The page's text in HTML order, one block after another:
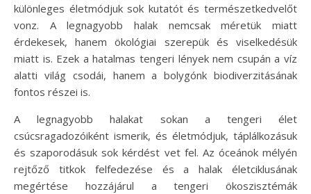
különleges életmódjuk sok kutatót és természetkedvelőt
vonz. A legnagyobb halak nemcsak méretük miatt
érdekesek, hanem ökológiai szerepük és viselkedésük
miatt is. Ezek a hatalmas tengeri lények nem csupán a víz
alatti világ csodái, hanem a bolygónk biodiverzitásának
fontos részei is.
A legnagyobb halakat sokan a tengeri élet
csúcsragadozóiként ismerik, és életmódjuk, táplálkozásuk
és szaporodásuk sok kérdést vet fel. Az óceánok mélyén
rejtőző titkok felfedezése és a halak életciklusának
megértése hozzájárul a tengeri ökoszisztémák